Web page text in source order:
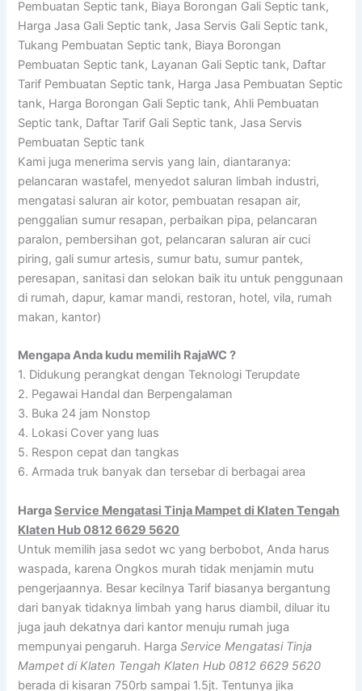
Pembuatan Septic tank, Biaya Borongan Gali Septic tank,
Harga Jasa Gali Septic tank, Jasa Servis Gali Septic tank,
Tukang Pembuatan Septic tank, Biaya Borongan
Pembuatan Septic tank, Layanan Gali Septic tank, Daftar
Tarif Pembuatan Septic tank, Harga Jasa Pembuatan Septic
tank, Harga Borongan Gali Septic tank, Ahli Pembuatan
Septic tank, Daftar Tarif Gali Septic tank, Jasa Servis
Pembuatan Septic tank
Kami juga menerima servis yang lain, diantaranya:
pelancaran wastafel, menyedot saluran limbah industri,
mengatasi saluran air kotor, pembuatan resapan air,
penggalian sumur resapan, perbaikan pipa, pelancaran
paralon, pembersihan got, pelancaran saluran air cuci
piring, gali sumur artesis, sumur batu, sumur pantek,
peresapan, sanitasi dan selokan baik itu untuk penggunaan
di rumah, dapur, kamar mandi, restoran, hotel, vila, rumah
makan, kantor)
Mengapa Anda kudu memilih RajaWC ?
1. Didukung perangkat dengan Teknologi Terupdate
2. Pegawai Handal dan Berpengalaman
3. Buka 24 jam Nonstop
4. Lokasi Cover yang luas
5. Respon cepat dan tangkas
6. Armada truk banyak dan tersebar di berbagai area
HargaService Mengatasi Tinja Mampet di Klaten Tengah
Klaten Hub 0812 6629 5620
Untuk memilih jasa sedot wc yang berbobot, Anda harus
waspada, karena Ongkos murah tidak menjamin mutu
pengerjaannya. Besar kecilnya Tarif biasanya bergantung
dari banyak tidaknya limbah yang harus diambil, diluar itu
juga jauh dekatnya dari kantor menuju rumah juga
mempunyai pengaruh. HargaService Mengatasi Tinja
Mampet di Klaten Tengah Klaten Hub 0812 6629 5620
berada di kisaran 750rb sampai 1.5jt. Tentunya jika